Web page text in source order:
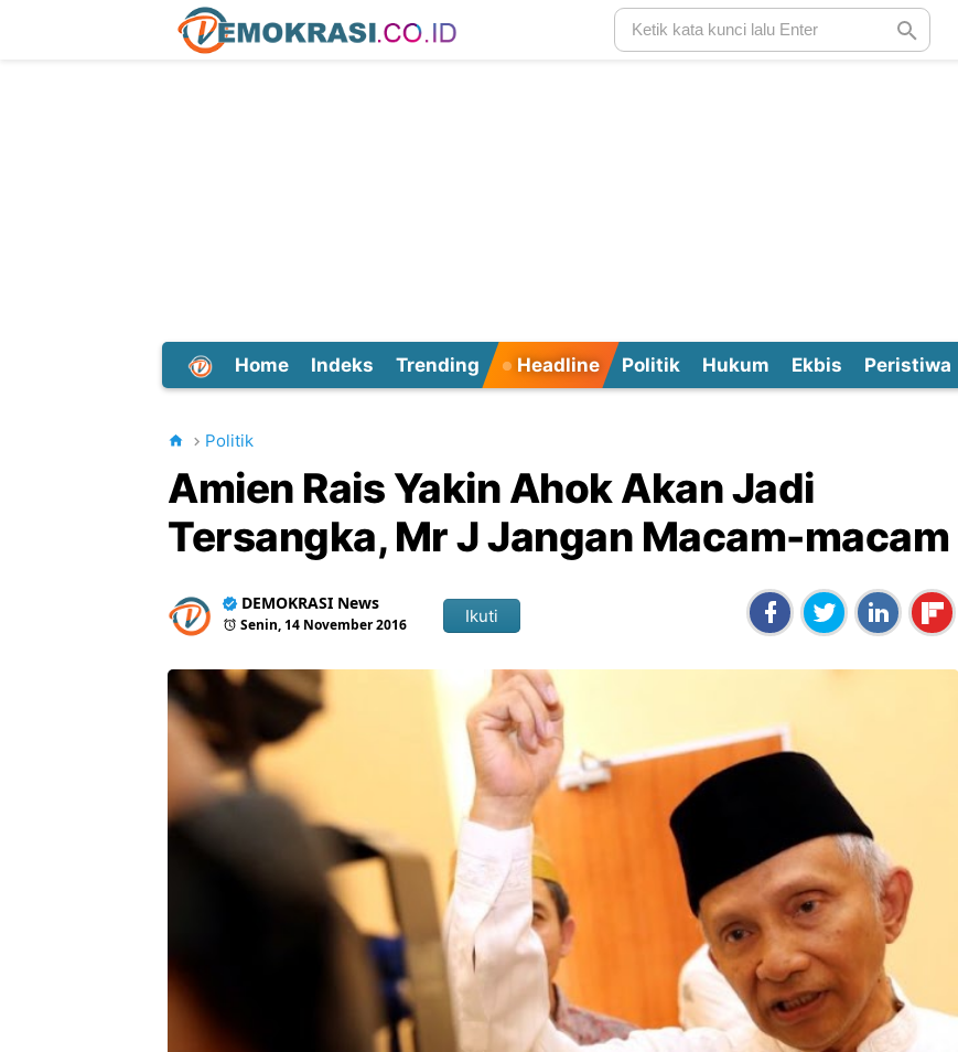
Home Indeks Trending Headline Politik Hukum Ekbis Peristiwa
Politik
Amien Rais Yakin Ahok Akan Jadi
Tersangka, Mr J Jangan Macam-macam
DEMOKRASI News
Senin, 14 November 2016 Ikuti